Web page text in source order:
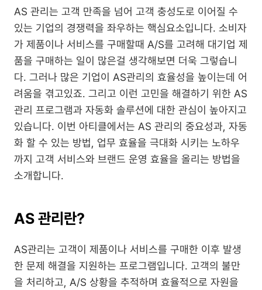
AS 관리는 고객 만족을 넘어 고객 충성도로 이어질 수
있는 기업의 경쟁력을 좌우하는 핵심요소입니다. 소비자
가 제품이나 서비스를 구매할때 A/S를 고려해 대기업 제
품을 구매하는 일이 많은걸 생각해보면 더욱 그렇습니
다. 그러나 많은 기업이 AS관리의 효율성을 높이는데 어
려움을 겪고있죠. 그리고 이런 고민을 해결하기 위한 AS
관리 프로그램과 자동화 솔루션에 대한 관심이 높아지고
있습니다. 이번 아티클에서는 AS 관리의 중요성과, 자동
화 할 수 있는 방법, 업무 효율을 극대화 시키는 노하우
까지 고객 서비스와 브랜드 운영 효율을 올리는 방법을
소개합니다.
AS 관리란?
AS관리는 고객이 제품이나 서비스를 구매한 이후 발생
한 문제 해결을 지원하는 프로그램입니다. 고객의 불만
을 처리하고, A/S 상황을 추적하며 효율적으로 자원을